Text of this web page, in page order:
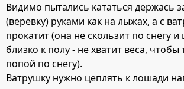
Видимо пытались кататься держась
(веревку) руками как на лыжах, а с
прокатит (она не скользит по снегу и
близко к полу - не хватит веса, чтобы
попой по снегу).
Ватрушку нужно цеплять к лошади